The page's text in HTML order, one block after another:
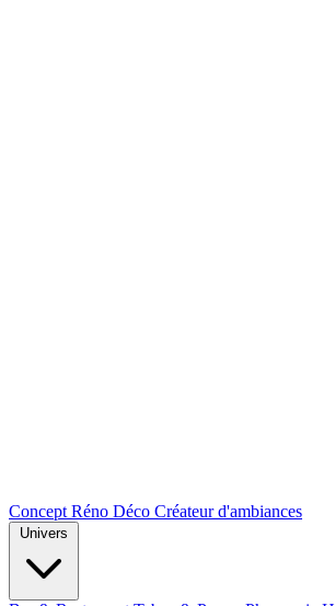
Concept Réno Déco Créateur d'ambiances